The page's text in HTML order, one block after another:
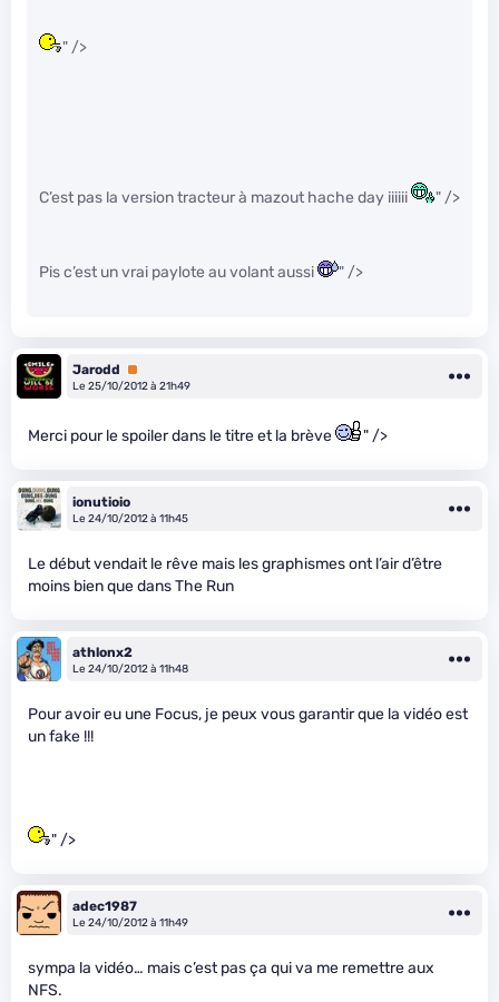
" />
C’est pas la version tracteur à mazout hache day iiiiii " />
Pis c’est un vrai paylote au volant aussi " />
Jarodd
Premium
Le 25/10/2012 à 21h49
Merci pour le spoiler dans le titre et la brève " />
ionutioio
Le 24/10/2012 à 11h45
Le début vendait le rêve mais les graphismes ont l’air d’être
moins bien que dans The Run
athlonx2
Le 24/10/2012 à 11h48
Pour avoir eu une Focus, je peux vous garantir que la vidéo est
un fake !!!
" />
adec1987
Le 24/10/2012 à 11h49
sympa la vidéo… mais c’est pas ça qui va me remettre aux
NFS.